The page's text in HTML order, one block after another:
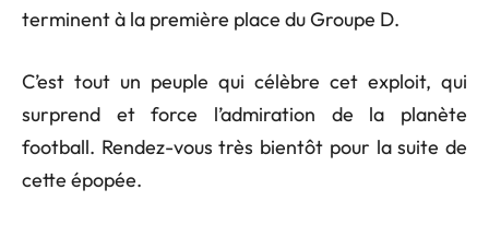
terminent à la première place du Groupe D.
C’est tout un peuple qui célèbre cet exploit, qui
surprend et force l’admiration de la planète
football. Rendez-vous très bientôt pour la suite de
cette épopée.